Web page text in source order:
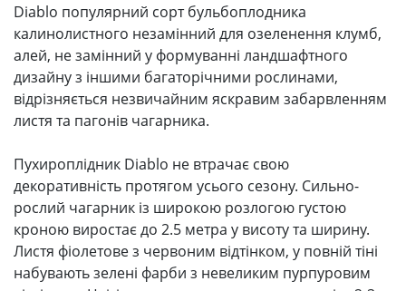
Diablo популярний сорт бульбоплодника
калинолистного незамінний для озеленення клумб,
алей, не замінний у формуванні ландшафтного
дизайну з іншими багаторічними рослинами,
відрізняється незвичайним яскравим забарвленням
листя та пагонів чагарника.
Пухироплідник Diablo не втрачає свою
декоративність протягом усього сезону. Сильно-
рослий чагарник із широкою розлогою густою
кроною виростає до 2.5 метра у висоту та ширину.
Листя фіолетове з червоним відтінком, у повній тіні
набувають зелені фарби з невеликим пурпуровим